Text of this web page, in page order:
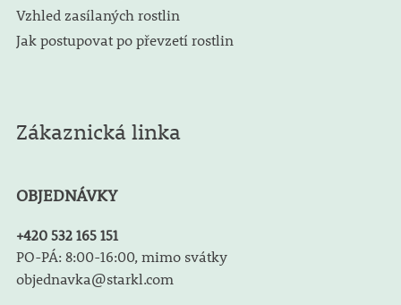
Vzhled zasílaných rostlin
Jak postupovat po převzetí rostlin
Zákaznická linka
OBJEDNÁVKY
+420 532 165 151
PO-PÁ: 8:00-16:00, mimo svátky
objednavka@starkl.com